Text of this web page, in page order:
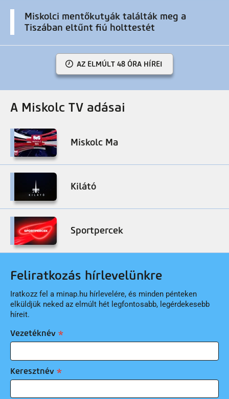
Miskolci mentőkutyák találták meg a
Tiszában eltűnt fiú holttestét
AZ ELMÚLT 48 ÓRA HÍREI
A Miskolc TV adásai
Miskolc Ma
Kilátó
Sportpercek
Feliratkozás hírlevelünkre
Iratkozz fel a minap.hu hírlevelére, és minden pénteken
elküldjük neked az elmúlt hét legfontosabb, legérdekesebb
híreit.
Vezetéknév
Keresztnév